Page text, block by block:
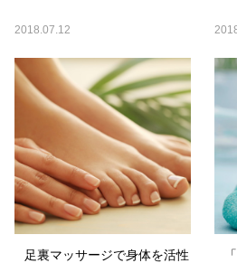
2018.07.12
足裏マッサージで身体を活性